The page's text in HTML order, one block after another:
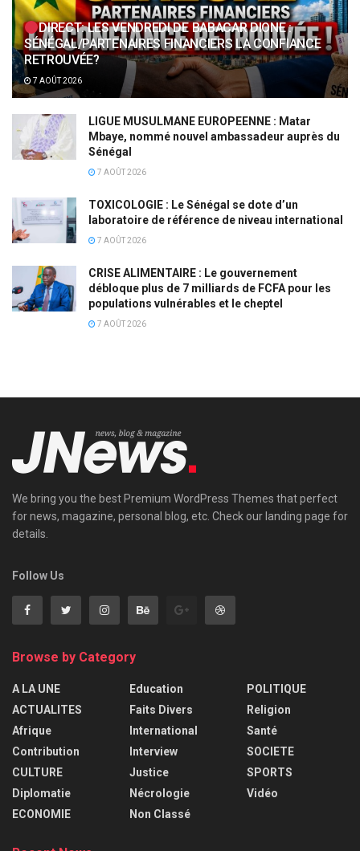
DIRECT: LES VENDREDI DE BABACAR DIONE :
SÉNÉGAL/PARTENAIRES FINANCIERS LA CONFIANCE
RETROUVÉE?
7 AOÛT 2026
LIGUE MUSULMANE EUROPEENNE : Matar
Mbaye, nommé nouvel ambassadeur auprès du
Sénégal
7 AOÛT 2026
TOXICOLOGIE : Le Sénégal se dote d’un
laboratoire de référence de niveau international
7 AOÛT 2026
CRISE ALIMENTAIRE : Le gouvernement
débloque plus de 7 milliards de FCFA pour les
populations vulnérables et le cheptel
7 AOÛT 2026
We bring you the best Premium WordPress Themes that perfect
for news, magazine, personal blog, etc. Check our landing page for
details.
Follow Us
Browse by Category
A LA UNE
ACTUALITES
Afrique
Contribution
CULTURE
Diplomatie
ECONOMIE
Education
Faits Divers
International
Interview
Justice
Nécrologie
Non Classé
POLITIQUE
Religion
Santé
SOCIETE
SPORTS
Vidéo